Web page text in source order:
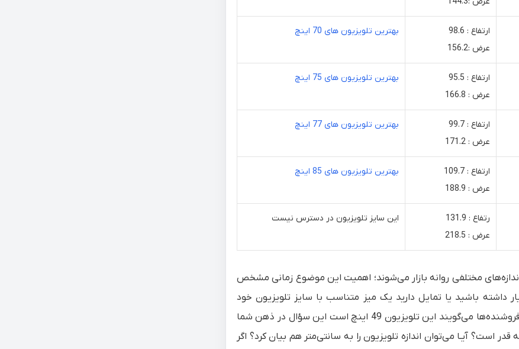
ارتفاع : 98.6
عرض :156.2
بهترین تلویزیون های 70 اینچ
ارتفاع : 95.5
عرض : 166.8
بهترین تلویزیون های 75 اینچ
ارتفاع : 99.7
عرض : 171.2
بهترین تلویزیون های 77 اینچ
ارتفاع : 109.7
عرض : 188.9
بهترین تلویزیون های 85 اینچ
رتفاع : 131.9
عرض : 218.5
این سایز تلویزیون در دسترس نیست
مختلفی روانه بازار می‌شوند؛ اهمیت این موضوع زمانی مشخص
داشته باشید یا تمایل دارید یک میز متناسب با سایز تلویزیون خود
خریداری کنید. شاید برای شما هم اتفاق افتاده باشد هنگامی که فروشنده‌ها می‌گویند این تلویزیون 49 اینچ است این سؤال در ذهن شما
است؟ آیـا می‌توان اندازه تلویزیون را به سانتی‌متر هم بیان کرد؟ اگر